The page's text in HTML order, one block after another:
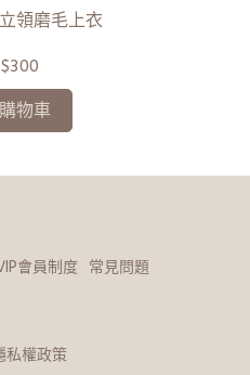
領磨毛上衣
物車
會員制度 常見問題
私權政策